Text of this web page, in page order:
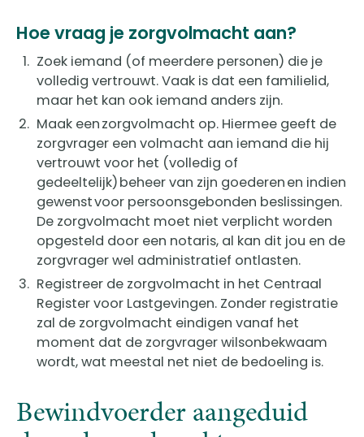
Hoe vraag je zorgvolmacht aan?
Zoek iemand (of meerdere personen) die je
volledig vertrouwt. Vaak is dat een familielid,
maar het kan ook iemand anders zijn.
Maak een zorgvolmacht op. Hiermee geeft de
zorgvrager een volmacht aan iemand die hij
vertrouwt voor het (volledig of
gedeeltelijk) beheer van zijn goederen en indien
gewenst voor persoonsgebonden beslissingen.
De zorgvolmacht moet niet verplicht worden
opgesteld door een notaris, al kan dit jou en de
zorgvrager wel administratief ontlasten.
Registreer de zorgvolmacht in het Centraal
Register voor Lastgevingen. Zonder registratie
zal de zorgvolmacht eindigen vanaf het
moment dat de zorgvrager wilsonbekwaam
wordt, wat meestal net niet de bedoeling is.
Bewindvoerder aangeduid